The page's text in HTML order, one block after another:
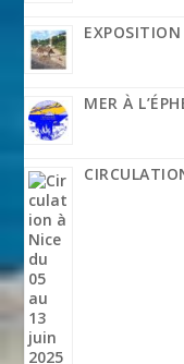
EXPOSITION
MER À